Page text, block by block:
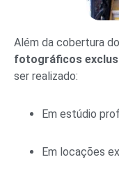
Além da cobertura
fotográficos
ser realizado:
Em estúdio
Em locações